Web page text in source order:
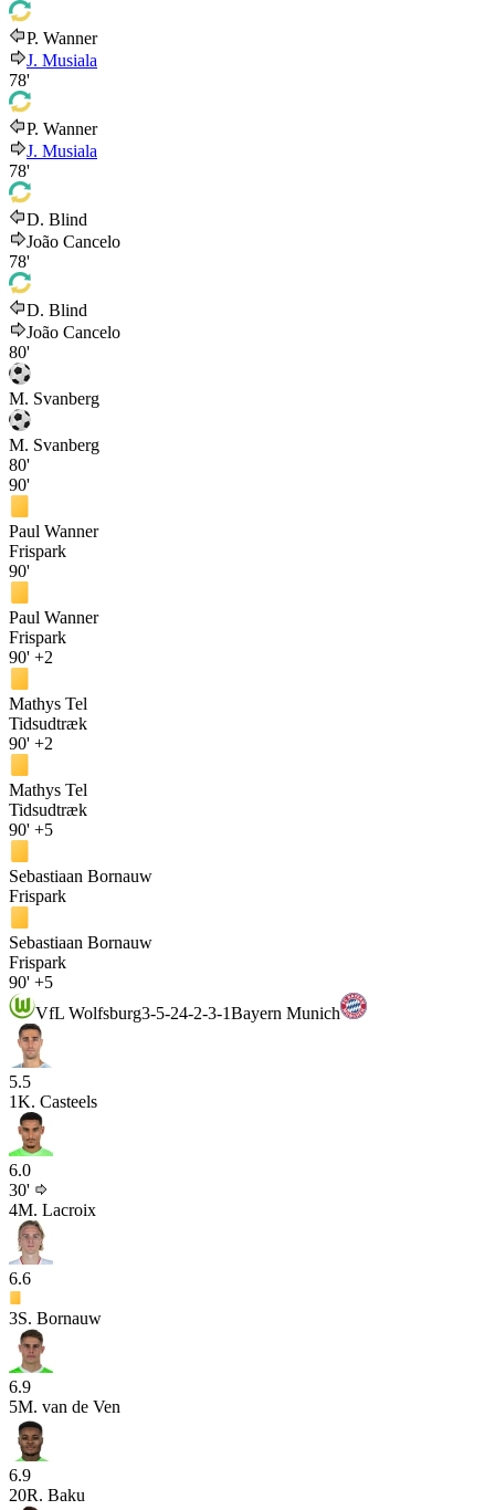
P. Wanner
J. Musiala
78'
P. Wanner
J. Musiala
78'
D. Blind
João Cancelo
78'
D. Blind
João Cancelo
80'
M. Svanberg
M. Svanberg
80'
90'
Paul Wanner
Frispark
90'
Paul Wanner
Frispark
90' +2
Mathys Tel
Tidsudtræk
90' +2
Mathys Tel
Tidsudtræk
90' +5
Sebastiaan Bornauw
Frispark
Sebastiaan Bornauw
Frispark
90' +5
VfL Wolfsburg3-5-24-2-3-1Bayern Munich
5.5
1K. Casteels
6.0
30'
4M. Lacroix
6.6
3S. Bornauw
6.9
5M. van de Ven
6.9
20R. Baku